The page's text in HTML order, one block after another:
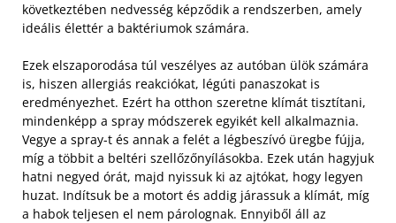
következtében nedvesség képződik a rendszerben, amely
ideális élettér a baktériumok számára.
Ezek elszaporodása túl veszélyes az autóban ülök számára
is, hiszen allergiás reakciókat, légúti panaszokat is
eredményezhet. Ezért ha otthon szeretne klímát tisztítani,
mindenképp a spray módszerek egyikét kell alkalmaznia.
Vegye a spray-t és annak a felét a légbeszívó üregbe fújja,
míg a többit a beltéri szellőzőnyílásokba. Ezek után hagyjuk
hatni negyed órát, majd nyissuk ki az ajtókat, hogy legyen
huzat. Indítsuk be a motort és addig járassuk a klímát, míg
a habok teljesen el nem párolognak. Ennyiből áll az